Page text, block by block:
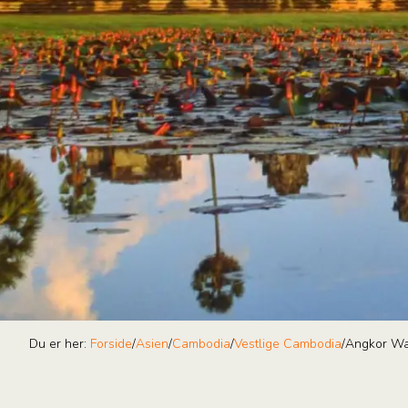
Du er her: Forside/Asien/Cambodia/Vestlige Cambodia/Angkor